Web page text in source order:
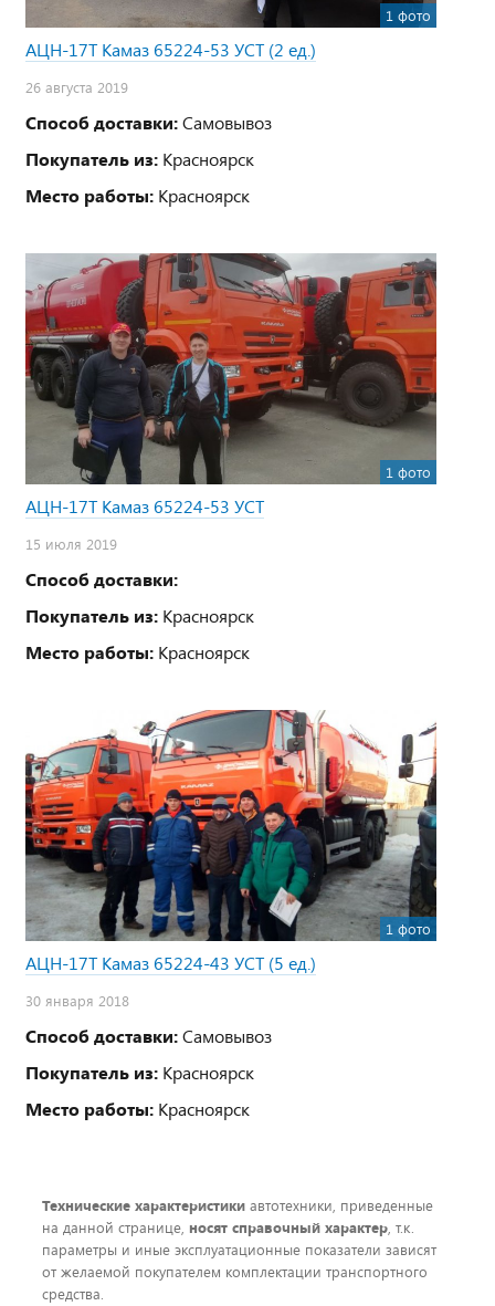
1 фото
АЦН-17Т Камаз 65224-53 УСТ (2 ед.)
26 августа 2019
Способ доставки:Самовывоз
Покупатель из: Красноярск
Место работы: Красноярск
1 фото
АЦН-17Т Камаз 65224-53 УСТ
15 июля 2019
Способ доставки:
Покупатель из: Красноярск
Место работы: Красноярск
1 фото
АЦН-17Т Камаз 65224-43 УСТ (5 ед.)
30 января 2018
Способ доставки:Самовывоз
Покупатель из: Красноярск
Место работы: Красноярск
Технические характеристики автотехники, приведенные
на данной странице, носят справочный характер, т.к.
параметры и иные эксплуатационные показатели зависят
от желаемой покупателем комплектации транспортного
средства.